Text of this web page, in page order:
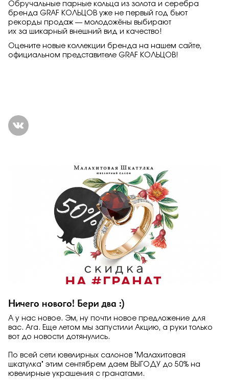
Обручальные парные кольца из золота и серебра
бренда GRAF КОЛЬЦОВ уже не первый год бьют
рекорды продаж — молодожёны выбирают
их за шикарный внешний вид и качество!
Оцените новые коллекции бренда на нашем сайте,
официальном представителе GRAF КОЛЬЦОВ!
Ничего нового! Бери два :)
А у нас новое. Эм, ну почти новое предложение для
вас. Ага. Еще летом мы запустили Акцию, а руки только
вот до новости дотянулись.
По всей сети ювелирных салонов "Малахитовая
шкатулка" этим сентябрем даем ВЫГОДУ до 50% на
ювелирные украшения с гранатами.